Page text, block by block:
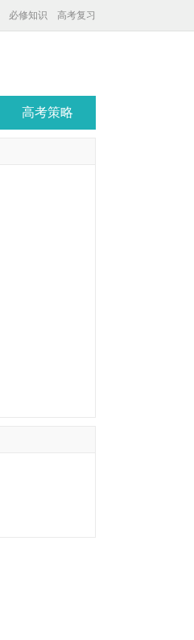
高考复习
必修知识
高考策略